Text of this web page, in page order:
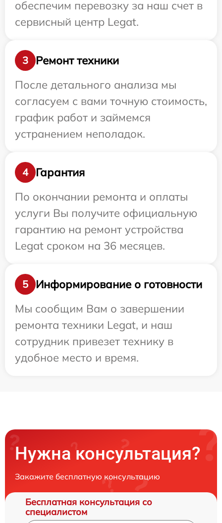
обеспечим перевозку за наш счет в
сервисный центр Legat.
3
Ремонт техники
После детального анализа мы
согласуем с вами точную стоимость,
график работ и займемся
устранением неполадок.
4
Гарантия
По окончании ремонта и оплаты
услуги Вы получите официальную
гарантию на ремонт устройства
Legat сроком на 36 месяцев.
5
Информирование о готовности
Мы сообщим Вам о завершении
ремонта техники Legat, и наш
сотрудник привезет технику в
удобное место и время.
Нужна консультация?
Закажите бесплатную консультацию
Бесплатная консультация со
специалистом